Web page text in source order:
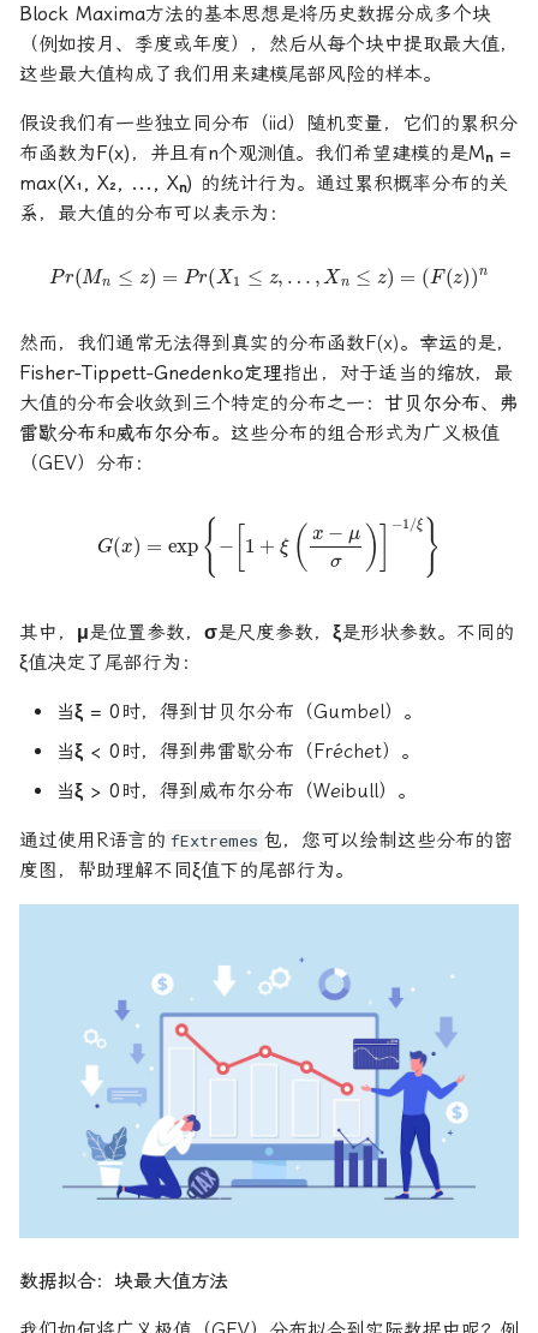
如何进入Akuna Capital做量
化交易
量化交易员面试问题大全
Block Maxima方法的基本思想是将历史数据分成多个块
（例如按月、季度或年度），然后从每个块中提取最大值，
这些最大值构成了我们用来建模尾部风险的样本。
假设我们有一些独立同分布（iid）随机变量，它们的累积分
布函数为F(x) ，并且有n个观测值。我们希望建模的是Mₙ =
max(X₁, X₂, ..., Xₙ) 的统计行为。通过累积概率分布的关
系，最大值的分布可以表示为：
Pr( Mn ≤ z) =Pr(X1 ≤ z Xn ≤z )= (F z))n
然而，我们通常无法得到真实的分布函数F(x)。幸运的是，
Fisher-Tippett-Gnedenko定理指出，对于适当的缩放，最
大值的分布会收敛到三个特定的分布之一： 甘贝尔分布、 弗
雷歇分布和威布尔分布。这些分布的组合形式为广义极值
（GEV）分布：
exp −[ x− 1 /ξ }
其中， μ是位置参数， σ是尺度参数， ξ是形状参数。不同的
ξ值决定了尾部行为：
当ξ = 0时，得到甘贝尔分布（Gumbel）。
当ξ < 0时，得到弗雷歇分布（Fréchet）。
当ξ > 0时，得到威布尔分布（Weibull）。
通过使用R语言的 fExtremes 包，您可以绘制这些分布的密
度图，帮助理解不同ξ值下的尾部行为。
数据拟合：块最大值方法